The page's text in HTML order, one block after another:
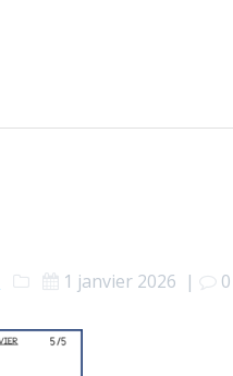
1 janvier 2026 | 0